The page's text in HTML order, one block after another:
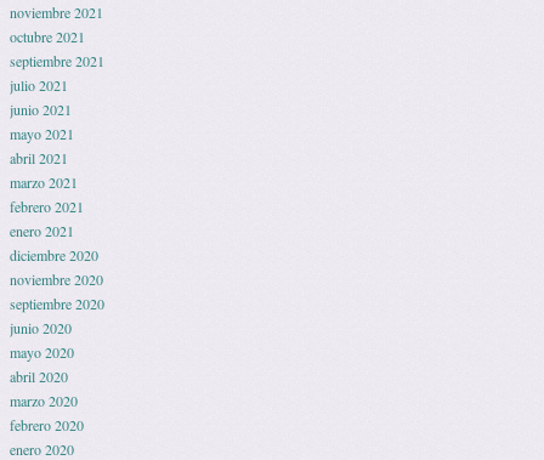
noviembre 2021
octubre 2021
septiembre 2021
julio 2021
junio 2021
mayo 2021
abril 2021
marzo 2021
febrero 2021
enero 2021
diciembre 2020
noviembre 2020
septiembre 2020
junio 2020
mayo 2020
abril 2020
marzo 2020
febrero 2020
enero 2020